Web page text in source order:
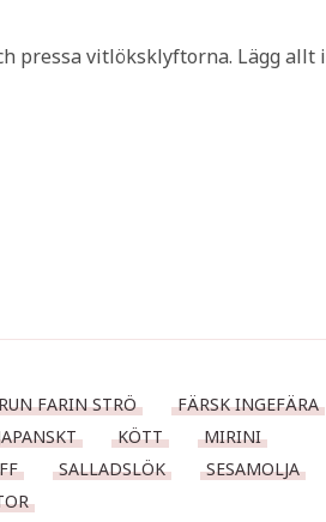
pressa vitlöksklyftorna. Lägg allt i
FARIN STRÖ
FÄRSK INGEFÄRA
KÖTT
MIRINI
SALLADSLÖK
SESAMOLJA